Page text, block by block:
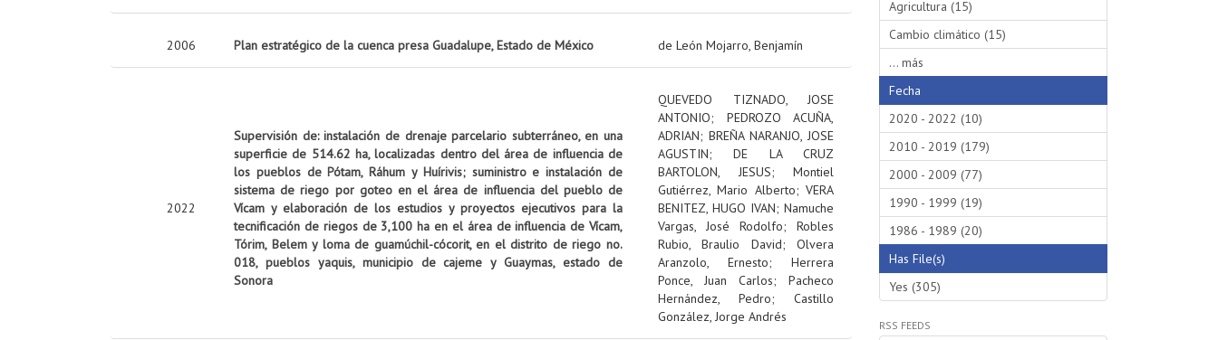
2006 Plan estratégico de la cuenca presa Guadalupe, Estado de México de León Mojarro, Benjamín
2022
Supervisión de: instalación de drenaje parcelario subterráneo, en una
superficie de 514.62 ha, localizadas dentro del área de influencia de
los pueblos de Pótam, Ráhum y Huírivis; suministro e instalación de
sistema de riego por goteo en el área de influencia del pueblo de
Vícam y elaboración de los estudios y proyectos ejecutivos para la
tecnificación de riegos de 3,100 ha en el área de influencia de Vícam,
Tórim, Belem y loma de guamúchil-cócorit, en el distrito de riego no.
018, pueblos yaquis, municipio de cajeme y Guaymas, estado de
Sonora
QUEVEDO TIZNADO, JOSE
ANTONIO; PEDROZO ACUÑA,
ADRIAN; BREÑA NARANJO, JOSE
AGUSTIN;DE LA CRUZ
BARTOLON, JESUS; Montiel
Gutiérrez, Mario Alberto;VERA
BENITEZ, HUGO IVAN; Namuche
Vargas, José Rodolfo; Robles
Rubio, Braulio David;Olvera
Aranzolo, Ernesto; Herrera
Ponce, Juan Carlos; Pacheco
Hernández, Pedro; Castillo
González, Jorge Andrés
Agricultura (15)
Cambio climático (15)
... más
Fecha
2020 - 2022 (10)
2010 - 2019 (179)
2000 - 2009 (77)
1990 - 1999 (19)
1986 - 1989 (20)
Has File(s)
Yes (305)
RSS FEEDS